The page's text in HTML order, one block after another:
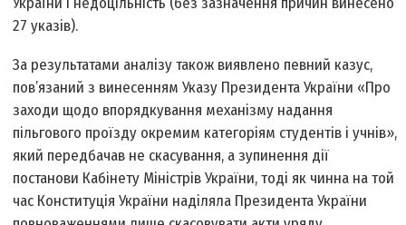
27 указів).
За результатами аналізу також виявлено певний казус,
пов’язаний з винесенням Указу Президента України «Про
заходи щодо впорядкування механізму надання
пільгового проїзду окремим категоріям студентів і учнів»,
який передбачав не скасування, а зупинення дії
постанови Кабінету Міністрів України, тоді як чинна на той
час Конституція України наділяла Президента України